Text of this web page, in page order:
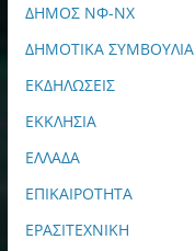
ΔΗΜΟΣ ΝΦ-ΝΧ
ΔΗΜΟΤΙΚΑ ΣΥΜΒΟΥΛΙΑ
ΕΚΔΗΛΩΣΕΙΣ
ΕΚΚΛΗΣΙΑ
ΕΛΛΑΔΑ
ΕΠΙΚΑΙΡΟΤΗΤΑ
ΕΡΑΣΙΤΕΧΝΙΚΗ